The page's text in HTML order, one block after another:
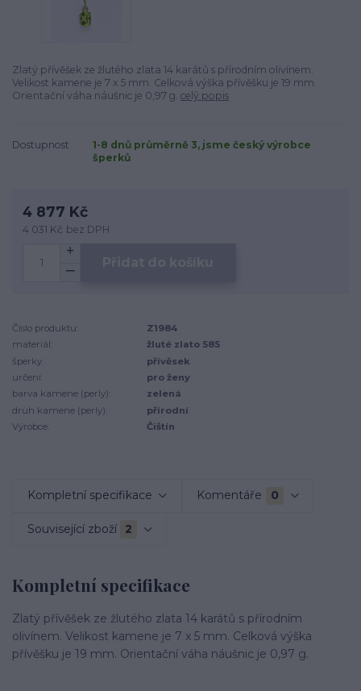
Zlatý přívěšek ze žlutého zlata 14 karátů s přírodním olivínem.
Velikost kamene je 7 x 5 mm. Celková výška přívěšku je 19 mm.
Orientační váha náušnic je 0,97 g. celý popis
Dostupnost
1-8 dnů průměrně 3, jsme český výrobce
šperků
4 877 Kč
4 031 Kč bez DPH
Číslo produktu:
Z1984
materiál:
žluté zlato 585
šperky:
přívěsek
určení:
pro ženy
barva kamene (perly):
zelená
druh kamene (perly):
přírodní
Výrobce:
Čištín
Kompletní specifikace Komentáře 0
Související zboží 2
Kompletní specifikace
Zlatý přívěšek ze žlutého zlata 14 karátů s přírodním
olivínem. Velikost kamene je 7 x 5 mm. Celková výška
přívěšku je 19 mm. Orientační váha náušnic je 0,97 g.